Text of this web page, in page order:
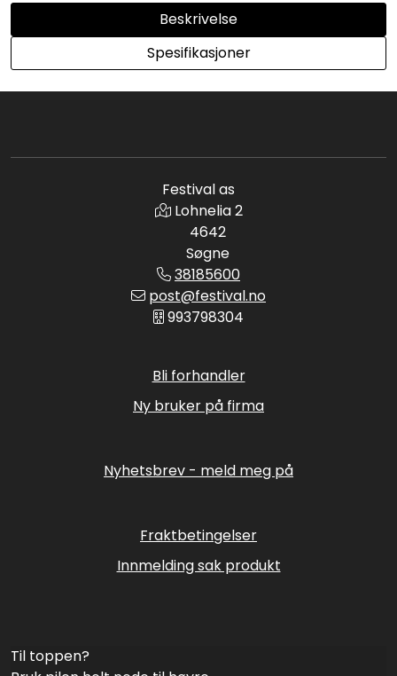
Beskrivelse
Spesifikasjoner
Festival as
Lohnelia 2
4642
Søgne
38185600
post@festival.no
993798304
Bli forhandler
Ny bruker på firma
Nyhetsbrev - meld meg på
Fraktbetingelser
Innmelding sak produkt
Til toppen?